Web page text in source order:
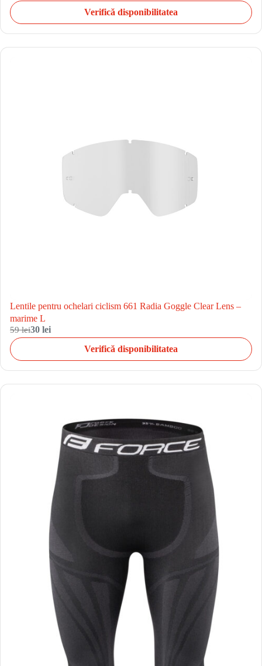
Verifică disponibilitatea
Lentile pentru ochelari ciclism 661 Radia Goggle Clear Lens –
marime L
59 lei30 lei
Verifică disponibilitatea